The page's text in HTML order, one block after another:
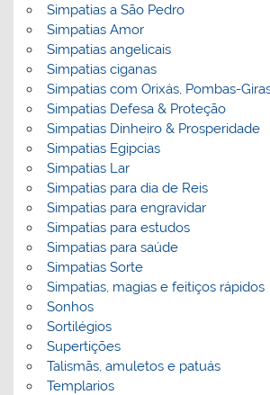
Simpatias a São Pedro
Simpatias Amor
Simpatias angelicais
Simpatias ciganas
Simpatias com Orixás, Pombas-
Simpatias Defesa & Proteção
Simpatias Dinheiro & Prosperidade
Simpatias Egipcias
Simpatias Lar
Simpatias para dia de Reis
Simpatias para engravidar
Simpatias para estudos
Simpatias para saúde
Simpatias Sorte
Simpatias, magias e feitiços rápidos
Sonhos
Sortilégios
Supertições
Talismãs, amuletos e patuás
Templarios